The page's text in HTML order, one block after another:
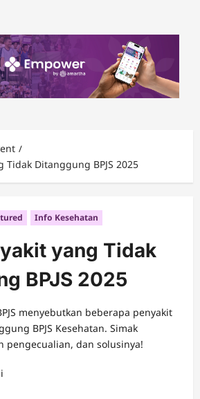
Tidak Ditanggung BPJS 2025
Info Kesehatan
yang Tidak
BPJS 2025
menyebutkan beberapa penyakit
BPJS Kesehatan. Simak
pengecualian, dan solusinya!